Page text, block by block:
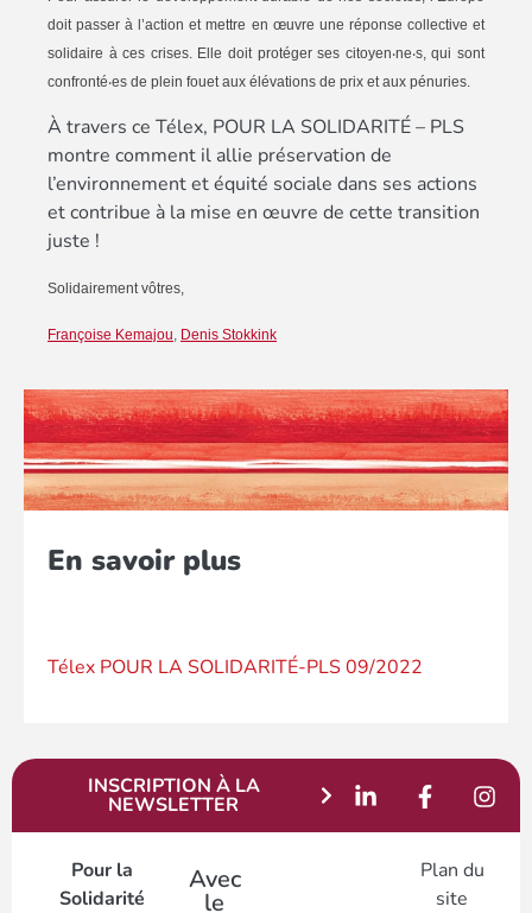
doit passer à l’action et mettre en œuvre une réponse collective et
solidaire à ces crises. Elle doit protéger ses citoyen‧ne‧s, qui sont
confronté‧es de plein fouet aux é évations de prix et aux pénuries.
À travers ce Télex, POUR LA SOLIDARITÉ – PLS
montre comment il allie préservation de
l’environnement et équité sociale dans ses actions
et contribue à la mise en œuvre de cette transition
juste !
Solidairement vôtres,
Françoise Kemajou, Denis Stokkink
En savoir plus
Télex POUR LA SOLIDARITÉ-PLS 09/2022
INSCRIPTION À LA
NEWSLETTER
Pour la
Solidarité
Avec
le
Plan du
site